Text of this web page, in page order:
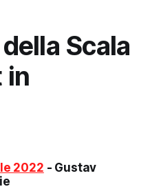
Scala
in
2022 - Gustav